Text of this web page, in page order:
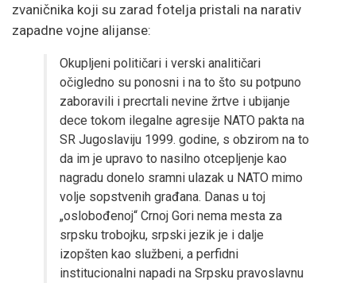
zvaničnika koji su zarad fotelja pristali na narativ
zapadne vojne alijanse:
Okupljeni političari i verski analitičari
očigledno su ponosni i na to što su potpuno
zaboravili i precrtali nevine žrtve i ubijanje
dece tokom ilegalne agresije NATO pakta na
SR Jugoslaviju 1999. godine, s obzirom na to
da im je upravo to nasilno otcepljenje kao
nagradu donelo sramni ulazak u NATO mimo
volje sopstvenih građana. Danas u toj
„oslobođenoj“ Crnoj Gori nema mesta za
srpsku trobojku, srpski jezik je i dalje
izopšten kao službeni, a perfidni
institucionalni napadi na Srpsku pravoslavnu